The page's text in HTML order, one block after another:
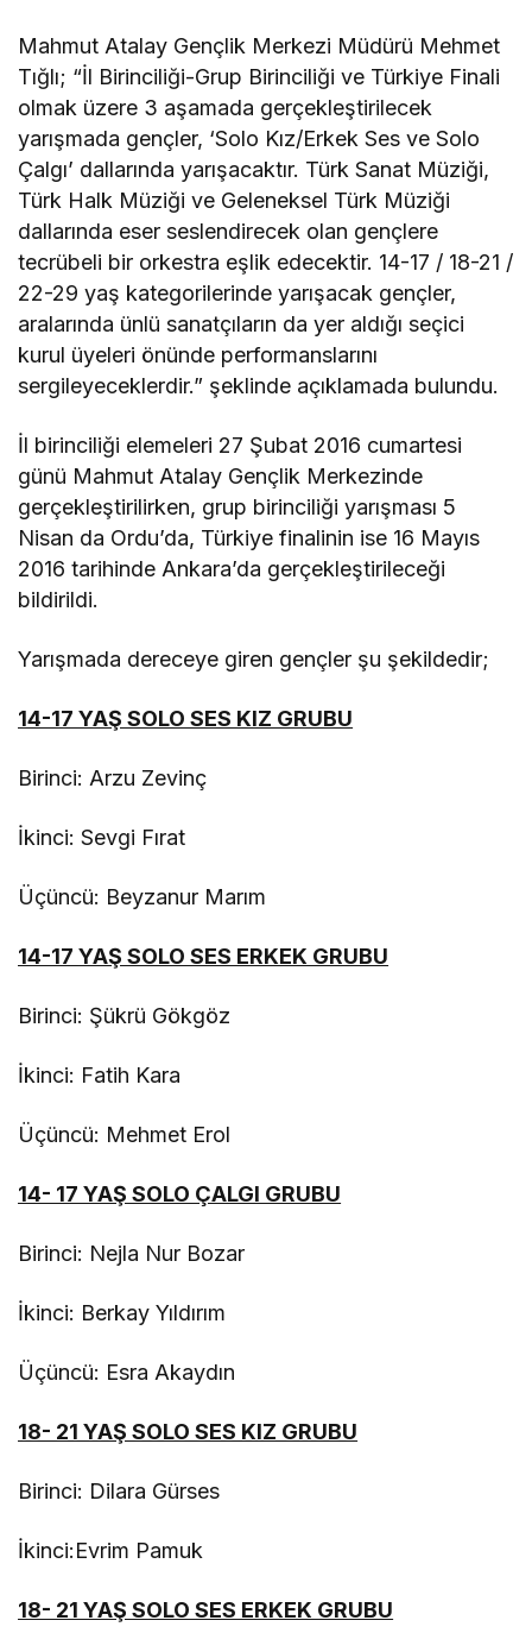
Mahmut Atalay Gençlik Merkezi Müdürü Mehmet
Tığlı; “İl Birinciliği-Grup Birinciliği ve Türkiye Finali
olmak üzere 3 aşamada gerçekleştirilecek
yarışmada gençler, ‘Solo Kız/Erkek Ses ve Solo
Çalgı’ dallarında yarışacaktır. Türk Sanat Müziği,
Türk Halk Müziği ve Geleneksel Türk Müziği
dallarında eser seslendirecek olan gençlere
tecrübeli bir orkestra eşlik edecektir. 14-17 / 18-21 /
22-29 yaş kategorilerinde yarışacak gençler,
aralarında ünlü sanatçıların da yer aldığı seçici
kurul üyeleri önünde performanslarını
sergileyeceklerdir.” şeklinde açıklamada bulundu.
İl birinciliği elemeleri 27 Şubat 2016 cumartesi
günü Mahmut Atalay Gençlik Merkezinde
gerçekleştirilirken, grup birinciliği yarışması 5
Nisan da Ordu’da, Türkiye finalinin ise 16 Mayıs
2016 tarihinde Ankara’da gerçekleştirileceği
bildirildi.
Yarışmada dereceye giren gençler şu şekildedir;
14-17 YAŞ SOLO SES KIZ GRUBU
Birinci: Arzu Zevinç
İkinci: Sevgi Fırat
Üçüncü: Beyzanur Marım
14-17 YAŞ SOLO SES ERKEK GRUBU
Birinci: Şükrü Gökgöz
İkinci: Fatih Kara
Üçüncü: Mehmet Erol
14- 17 YAŞ SOLO ÇALGI GRUBU
Birinci: Nejla Nur Bozar
İkinci: Berkay Yıldırım
Üçüncü: Esra Akaydın
18- 21 YAŞ SOLO SES KIZ GRUBU
Birinci: Dilara Gürses
İkinci:Evrim Pamuk
18- 21 YAŞ SOLO SES ERKEK GRUBU